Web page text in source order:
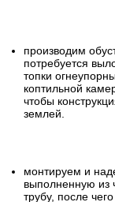
производим
потребуется
топки
коптильной
чтобы
землей.
монтируем и
выполненную из
трубу, после